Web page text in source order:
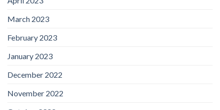
March 2023
February 2023
January 2023
December 2022
November 2022